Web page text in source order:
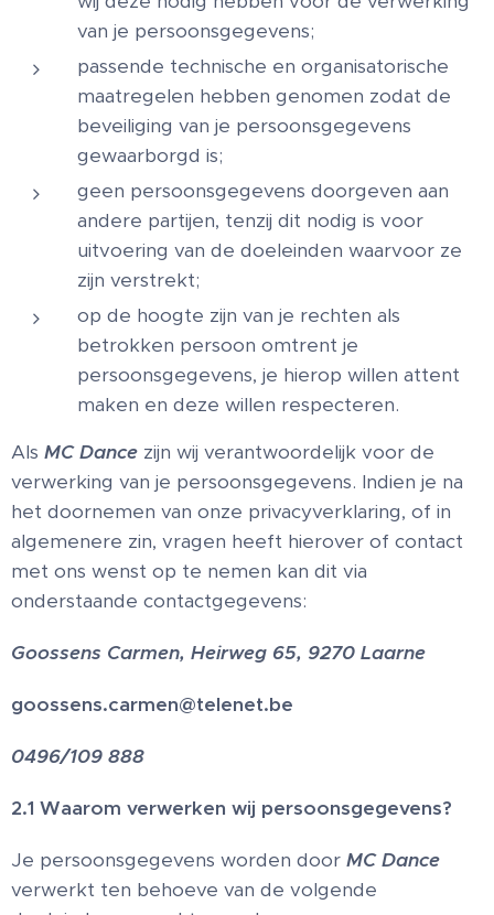
van je persoonsgegevens;
passende technische en organisatorische
maatregelen hebben genomen zodat de
beveiliging van je persoonsgegevens
gewaarborgd is;
geen persoonsgegevens doorgeven aan
andere partijen, tenzij dit nodig is voor
uitvoering van de doeleinden waarvoor ze
zijn verstrekt;
op de hoogte zijn van je rechten als
betrokken persoon omtrent je
persoonsgegevens, je hierop willen attent
maken en deze willen respecteren.
Als MC Dance zijn wij verantwoordelijk voor de
verwerking van je persoonsgegevens. Indien je na
het doornemen van onze privacyverklaring, of in
algemenere zin, vragen heeft hierover of contact
met ons wenst op te nemen kan dit via
onderstaande contactgegevens:
Goossens Carmen, Heirweg 65, 9270 Laarne
goossens.carmen@telenet.be
0496/109 888
2.1 Waarom verwerken wij persoonsgegevens?
Je persoonsgegevens worden door MC Dance
verwerkt ten behoeve van de volgende